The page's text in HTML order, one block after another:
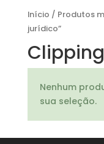
Início / Produtos
jurídico”
Nenhum
sua seleção.